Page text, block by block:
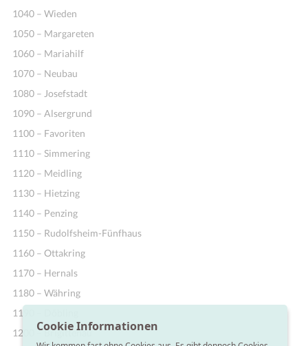
1040 – Wieden
1050 – Margareten
1060 – Mariahilf
1070 – Neubau
1080 – Josefstadt
1090 – Alsergrund
1100 – Favoriten
1110 – Simmering
1120 – Meidling
1130 – Hietzing
1140 – Penzing
1150 – Rudolfsheim-Fünfhaus
1160 – Ottakring
1170 – Hernals
1180 – Währing
1190 – Döbling
1200 – Brigittenau
Cookie Informationen